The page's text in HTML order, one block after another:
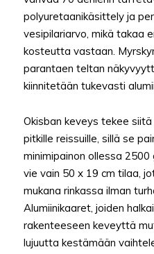
polyuretaanikäsittely ja
vesipilariarvo, mikä takaa
kosteutta vastaan.
parantaen teltan
kiinnitetään tukevasti
Okisban keveys tekee
pitkille reissuille, sillä se
minimipainon ollessa
vie vain 50 x 19 cm tilaa,
mukana rinkassa ilman
Alumiinikaaret, joiden
rakenteeseen keveyttä
lujuutta kestämään